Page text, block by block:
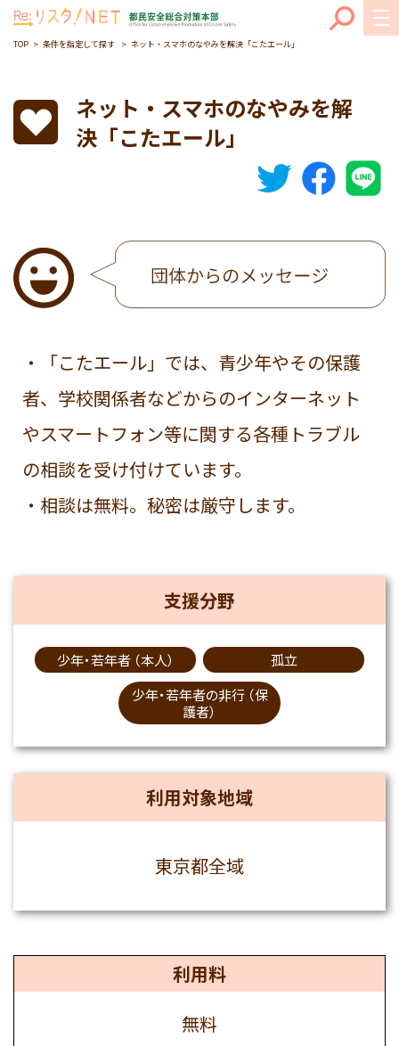
TOP 条件を指定して探す ネット・スマホのなやみを解決「こたエール」
ネット・スマホのなやみを解
決「こたエール」
・「こたエール」では、青少年やその保護
者、学校関係者などからのインターネット
やスマートフォン等に関する各種トラブル
の相談を受け付けています。
・相談は無料。秘密は厳守します。
支援分野
少年・若年者 （本人）
孤立
少年・若年者の非行 （保
護者）
利用対象地域
東京都全域
利用料
無料